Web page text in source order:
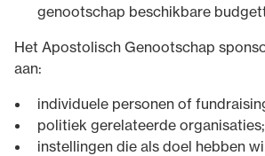
genootschap beschikbare
Het Apostolisch Genootschap
aan:
individuele personen of
politiek gerelateerde organisaties;
instellingen die als doel hebben